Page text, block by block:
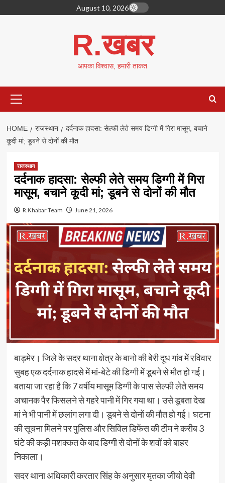
to
August 10, 2026
R.खबर
आपका विश्वास, हमारी ताकत
Menu
HOME राजस्थान
दर्दनाक हादसा: सेल्फी लेते समय डिग्गी में गिरा मासूम, बचाने
कूदी मां; डूबने से दोनों की मौत
राजस्थान
दर्दनाक हादसा: सेल्फी लेते समय डिग्गी में गिरा
मासूम, बचाने कूदी मां; डूबने से दोनों की मौत
R.Khabar Team June 21, 2026
बाड़मेर। जिले के सदर थाना क्षेत्र के बानो की बेरी दूध गांव में रविवार
सुबह एक दर्दनाक हादसे में मां-बेटे की डिग्गी में डूबने से मौत हो गई।
बताया जा रहा है कि 7 वर्षीय मासूम डिग्गी के पास सेल्फी लेते समय
अचानक पैर फिसलने से गहरे पानी में गिर गया था। उसे डूबता देख
मां ने भी पानी में छलांग लगा दी। डूबने से दोनों की मौत हो गई। घटना
की सूचना मिलने पर पुलिस और सिविल डिफेंस की टीम ने करीब 3
घंटे की कड़ी मशक्कत के बाद डिग्गी से दोनों के शवों को बाहर
निकाला।
सदर थाना अधिकारी करतार सिंह के अनुसार मृतका जीयो देवी